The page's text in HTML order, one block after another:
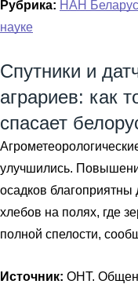
Рубрика: НАН
науке
Спутники и
аграриев: как
спасает
улучшились.
осадков
хлебов на полях, где
полной спелости,
Источник: ОНТ.